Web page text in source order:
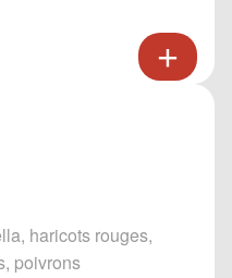
haricots rouges,
poivrons